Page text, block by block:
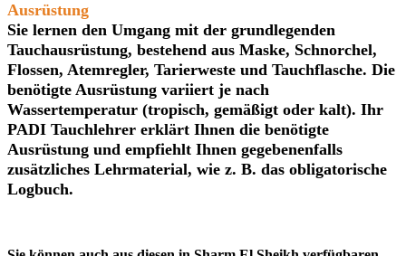
Ausrüstung
Sie lernen den Umgang mit der grundlegenden
Tauchausrüstung, bestehend aus Maske, Schnorchel,
Flossen, Atemregler, Tarierweste und Tauchflasche. Die
benötigte Ausrüstung variiert je nach
Wassertemperatur (tropisch, gemäßigt oder kalt). Ihr
PADI Tauchlehrer erklärt Ihnen die benötigte
Ausrüstung und empfiehlt Ihnen gegebenenfalls
zusätzliches Lehrmaterial, wie z. B. das obligatorische
Logbuch.